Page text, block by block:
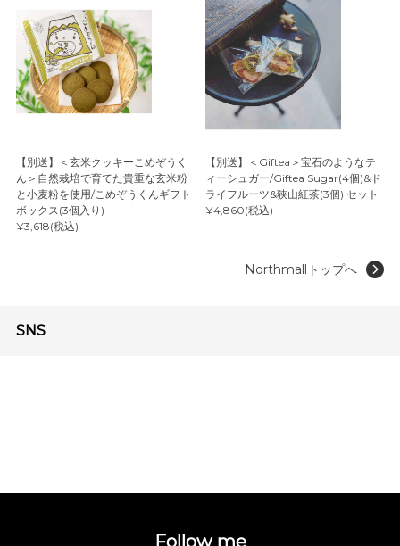
【別送】＜玄米クッキーこめぞうく
ん＞自然栽培で育てた貴重な玄米粉
と小麦粉を使用/こめぞうくんギフト
ボックス(3個入り)
¥3,618(税込)
【別送】＜Giftea＞宝石のようなテ
ィーシュガー/Giftea Sugar(4個)&ド
ライフルーツ&狭山紅茶(3個) セット
¥4,860(税込)
Northmallトップへ
SNS
Follow me